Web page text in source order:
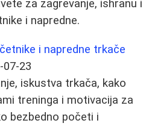
za zagrevanje, ishranu i
i napredne.
i napredne trkače
07-23
iskustva trkača, kako
treninga i motivacija za
bezbedno početi i